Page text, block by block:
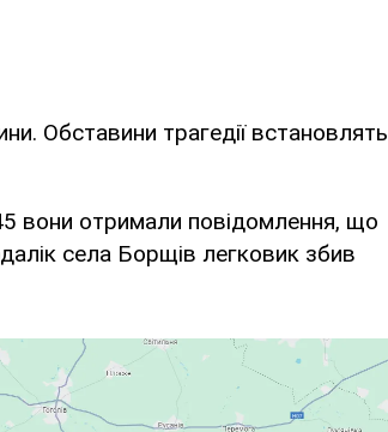
Обставини трагедії встановлять
вони отримали повідомлення, що
села Борщів легковик збив